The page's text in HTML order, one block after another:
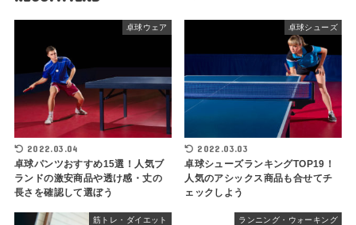
卓球ウェア
2022.03.04
卓球パンツおすすめ15選！人気ブ
ランドの激安商品や透け感・丈の
長さを確認して選ぼう
卓球シューズ
2022.03.03
卓球シューズランキングTOP19！
人気のアシックス商品も合せてチ
ェックしよう
筋トレ・ダイエット ランニング・ウォーキング